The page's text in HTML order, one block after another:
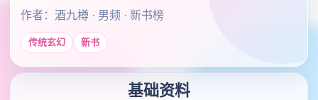
作者：酒九樽 · 男频 · 新书榜
传统玄幻 新书
基础资料